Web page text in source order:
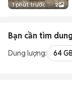
1 phút trước 2
Bạn cần tìm
Dung lượng: 64 GB